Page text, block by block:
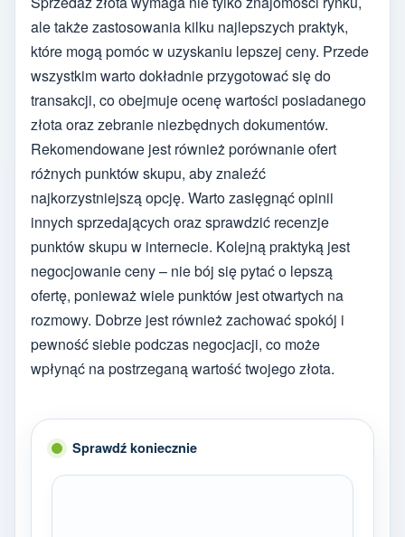
ale także zastosowania kilku najlepszych praktyk,
które mogą pomóc w uzyskaniu lepszej ceny. Przede
wszystkim warto dokładnie przygotować się do
transakcji, co obejmuje ocenę wartości posiadanego
złota oraz zebranie niezbędnych dokumentów.
Rekomendowane jest również porównanie ofert
różnych punktów skupu, aby znaleźć
najkorzystniejszą opcję. Warto zasięgnąć opinii
innych sprzedających oraz sprawdzić recenzje
punktów skupu w internecie. Kolejną praktyką jest
negocjowanie ceny – nie bój się pytać o lepszą
ofertę, ponieważ wiele punktów jest otwartych na
rozmowy. Dobrze jest również zachować spokój i
pewność siebie podczas negocjacji, co może
wpłynąć na postrzeganą wartość twojego złota.
Sprawdź koniecznie